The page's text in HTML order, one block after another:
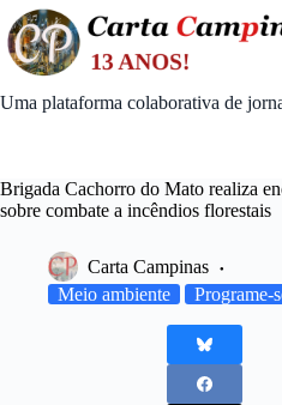
Skip
to
content
Uma plataforma colaborativa de
Brigada Cachorro do Mato realiza
sobre combate a incêndios florestais
Carta Campinas
Meio ambiente
Programe-